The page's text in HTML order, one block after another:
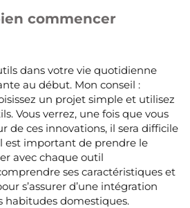
commencer
dans votre vie quotidienne
au début. Mon conseil :
un projet simple et utilisez
Vous verrez, une fois que vous
de ces innovations, il sera difficile
est important de prendre le
avec chaque outil
ses caractéristiques et
s’assurer d’une intégration
habitudes domestiques.